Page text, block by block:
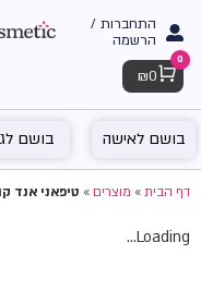
התחברות /
הרשמה
Cart
0
₪ 0
בושם לאישה בושם
דף הבית»מוצרים»טיפאני אנד קו
Loading...